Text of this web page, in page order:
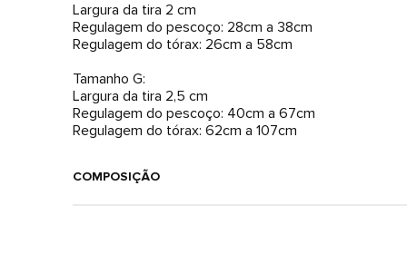
Largura da tira 2 cm
Regulagem do pescoço: 28cm a 38cm
Regulagem do tórax: 26cm a 58cm
Tamanho G:
Largura da tira 2,5 cm
Regulagem do pescoço: 40cm a 67cm
COMPOSIÇÃO